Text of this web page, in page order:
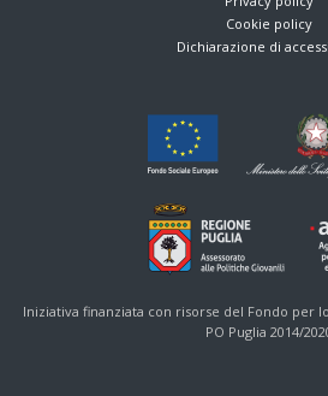
Cookie policy
Dichiarazione di
Iniziativa finanziata con risorse del Fondo per
PO Puglia 2014/